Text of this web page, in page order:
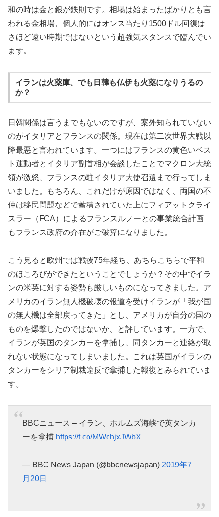
和の時は金と銀が鉄則です。相場は始まったばかりとも言
われる金相場。個人的にはオンス当たり1500ドル回復は
さほど遠い時期ではないという超強気スタンスで臨んでい
ます。
イランは火薬庫、でも日韓も仏伊も火薬になりうるの
か？
日韓関係は言うまでもないのですが、案外知られていない
のがイタリアとフランスの関係。現在は第二次世界大戦以
降最悪と言われています。一つにはフランスの黄色いベス
ト運動者とイタリア副首相が会談したことでマクロン大統
領が激怒、フランスの駐イタリア大使召還まで行ってしま
いました。もちろん、これだけが原因ではなく、両国の不
仲は移民問題などで蓄積されていた上にフィアットクライ
スラー（FCA）によるフランスルノーとの事業統合計画
もフランス政府の介在がご破算になりました。
こう見ると欧州では戦後75年経ち、あちらこちらで平和
のほころびができたということでしょうか？その中でイラ
ンの米英に対する姿勢も厳しいものになってきました。ア
メリカのイラン無人機破壊の報道を受けイランが「我が国
の無人機は全部戻ってきた」とし、アメリカが自分の国の
ものを爆撃したのではないか、と評しています。一方で、
イランが英国のタンカーを拿捕し、同タンカーと連絡が取
れない状態になってしまいました。これは英国がイランの
タンカーをシリア制裁違反で拿捕した報復とみられていま
す。
BBCニュース – イラン、ホルムズ海峡で英タンカ
ーを拿捕 https://t.co/MWchjxJWbX
— BBC News Japan (@bbcnewsjapan) 2019年7
月20日